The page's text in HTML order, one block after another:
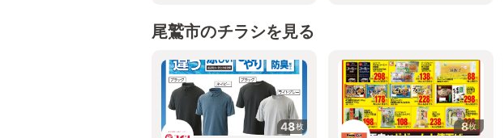
尾鷲市のチラシを見る
48枚 8枚